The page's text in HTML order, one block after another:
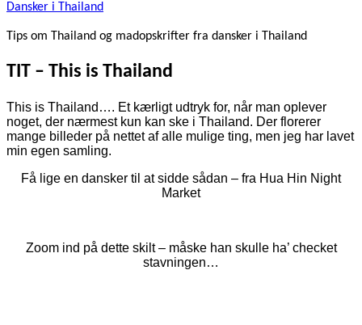
Dansker i Thailand
Tips om Thailand og madopskrifter fra dansker i Thailand
TIT – This is Thailand
This is Thailand…. Et kærligt udtryk for, når man oplever
noget, der nærmest kun kan ske i Thailand. Der florerer
mange billeder på nettet af alle mulige ting, men jeg har lavet
min egen samling.
Få lige en dansker til at sidde sådan – fra Hua Hin Night
Market
Zoom ind på dette skilt – måske han skulle ha’ checket
stavningen…